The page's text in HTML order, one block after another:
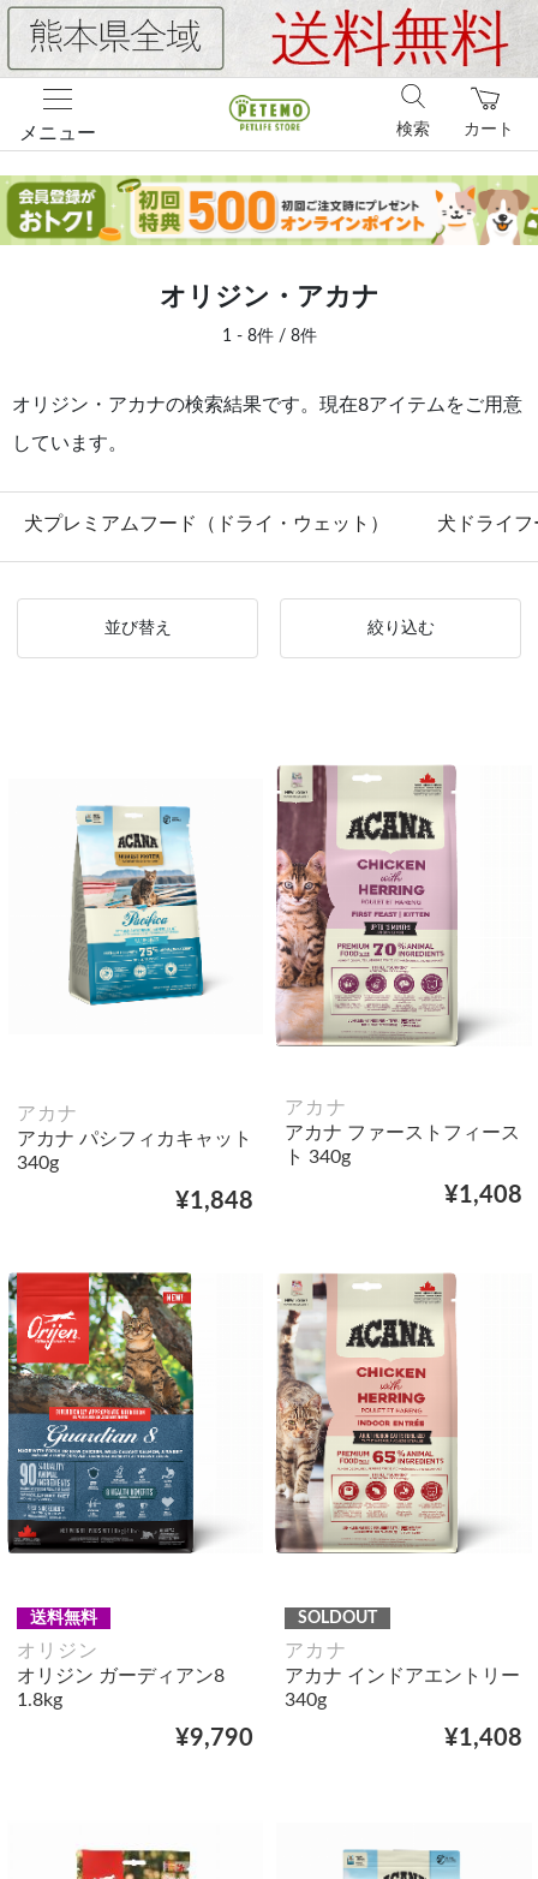
メニュー カート
検索
オリジン・アカナ
1 - 8件 / 8件
オリジン・アカナの検索結果です。現在8アイテムをご用意
しています。
犬プレミアムフード（ドライ・ウェット） 犬ドライフ
並び替え 絞り込む
アカナ
アカナ パシフィカキャット
340g
¥1,848
アカナ
アカナ ファーストフィース
ト 340g
¥1,408
送料無料
オリジン
オリジン ガーディアン8
1.8kg
¥9,790
SOLDOUT
アカナ
アカナ インドアエントリー
340g
¥1,408